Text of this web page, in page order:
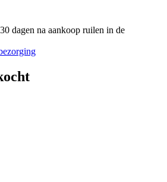
dagen na aankoop ruilen in de